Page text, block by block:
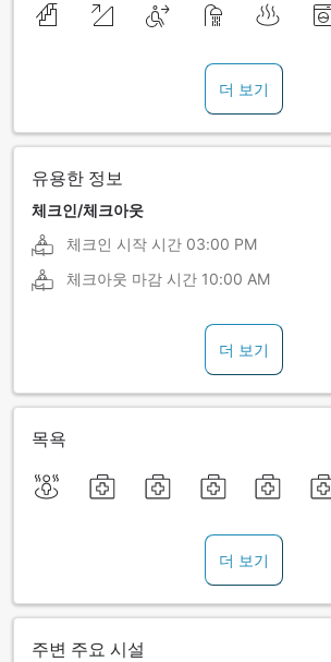
더 보기
유용한 정보
체크인/체크아웃
체크인 시작 시간 03:00 PM
체크아웃 마감 시간 10:00 AM
더 보기
목욕
더 보기
주변 주요 시설